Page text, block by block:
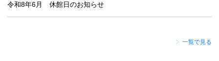
令和8年6月 休館日のお知らせ
一覧で見る